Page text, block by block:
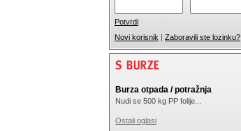
Potvrdi
Novi korisnik | Zaboravili ste lozinku?
Burza otpada / potražnja
Nudi se 500 kg PP folije...
Ostali oglasi